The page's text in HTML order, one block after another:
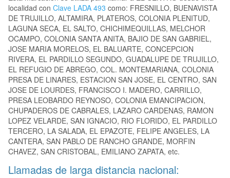
localidad con Clave LADA 493 como: FRESNILLO, BUENAVISTA
DE TRUJILLO, ALTAMIRA, PLATEROS, COLONIA PLENITUD,
LAGUNA SECA, EL SALTO, CHICHIMEQUILLAS, MELCHOR
OCAMPO, COLONIA SANTA ANITA, BAJIO DE SAN GABRIEL,
JOSE MARIA MORELOS, EL BALUARTE, CONCEPCION
RIVERA, EL PARDILLO SEGUNDO, GUADALUPE DE TRUJILLO,
EL REFUGIO DE ABREGO, COL. MONTEMARIANA, COLONIA
PRESA DE LINARES, ESTACION SAN JOSE, EL CENTRO, SAN
JOSE DE LOURDES, FRANCISCO I. MADERO, CARRILLO,
PRESA LEOBARDO REYNOSO, COLONIA EMANCIPACION,
CHUPADEROS DE CABRALES, LAZARO CARDENAS, RAMON
LOPEZ VELARDE, SAN IGNACIO, RIO FLORIDO, EL PARDILLO
TERCERO, LA SALADA, EL EPAZOTE, FELIPE ANGELES, LA
CANTERA, SAN PABLO DE RANCHO GRANDE, MORFIN
CHAVEZ, SAN CRISTOBAL, EMILIANO ZAPATA, etc.
Llamadas de larga distancia nacional: